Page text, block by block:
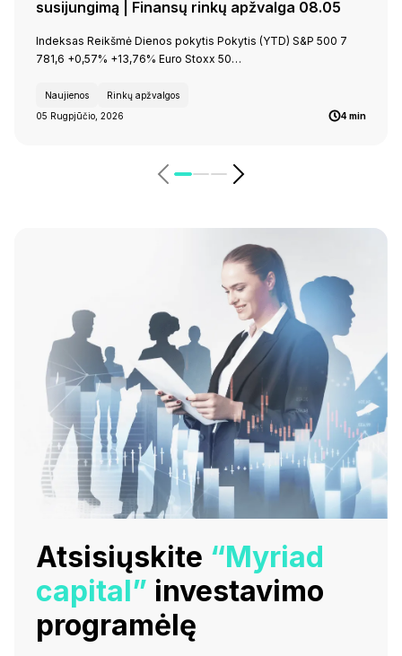
susijungimą | Finansų rinkų apžvalga 08.05
Indeksas Reikšmė Dienos pokytis Pokytis (YTD) S&P 500 7
781,6 +0,57% +13,76% Euro Stoxx 50…
Naujienos
Rinkų apžvalgos
05 Rugpjūčio, 2026
4 min
Atsisiųskite “Myriad
capital” investavimo
programėlę